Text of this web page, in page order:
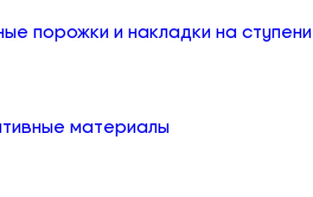
порожки и накладки на ступени
материалы